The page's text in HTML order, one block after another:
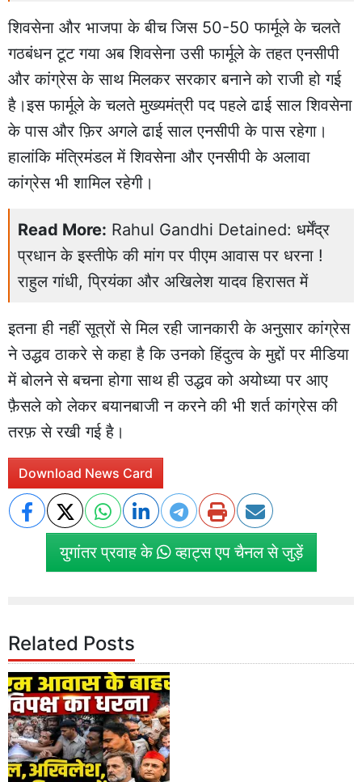
शिवसेना और भाजपा के बीच जिस 50-50 फार्मूले के चलते
गठबंधन टूट गया अब शिवसेना उसी फार्मूले के तहत एनसीपी
और कांग्रेस के साथ मिलकर सरकार बनाने को राजी हो गई
है।इस फार्मूले के चलते मुख्यमंत्री पद पहले ढाई साल शिवसेना
के पास और फ़िर अगले ढाई साल एनसीपी के पास रहेगा।
हालांकि मंत्रिमंडल में शिवसेना और एनसीपी के अलावा
कांग्रेस भी शामिल रहेगी।
Read More: Rahul Gandhi Detained: धर्मेंद्र
प्रधान के इस्तीफे की मांग पर पीएम आवास पर धरना !
राहुल गांधी, प्रियंका और अखिलेश यादव हिरासत में
इतना ही नहीं सूत्रों से मिल रही जानकारी के अनुसार कांग्रेस
ने उद्धव ठाकरे से कहा है कि उनको हिंदुत्व के मुद्दों पर मीडिया
में बोलने से बचना होगा साथ ही उद्धव को अयोध्या पर आए
फ़ैसले को लेकर बयानबाजी न करने की भी शर्त कांग्रेस की
तरफ़ से रखी गई है।
Download News Card
युगांतर प्रवाह के व्हाट्स एप चैनल से जुड़ें
Related Posts